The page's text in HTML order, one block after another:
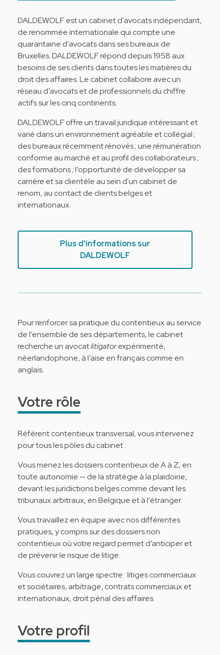
DALDEWOLF est un cabinet d'avocats indépendant,
de renommée internationale qui compte une
quarantaine d'avocats dans ses bureaux de
Bruxelles. DALDEWOLF répond depuis 1958 aux
besoins de ses clients dans toutes les matières du
droit des affaires. Le cabinet collabore avec un
réseau d’avocats et de professionnels du chiffre
actifs sur les cinq continents.
DALDEWOLF offre un travail juridique intéressant et
varié dans un environnement agréable et collégial ;
des bureaux récemment rénovés ; une rémunération
conforme au marché et au profil des collaborateurs ;
des formations ; l’opportunité de développer sa
carrière et sa clientèle au sein d'un cabinet de
renom, au contact de clients belges et
internationaux.
Plus d'informations sur
DALDEWOLF
Pour renforcer sa pratique du contentieux au service
de l’ensemble de ses départements, le cabinet
recherche un avocatlitigatorexpérimenté,
néerlandophone, à l’aise en français comme en
anglais.
Votre rôle
Référent contentieux transversal, vous intervenez
pour tous les pôles du cabinet :
Vous menez les dossiers contentieux de A à Z, en
toute autonomie — de la stratégie à la plaidoirie,
devant les juridictions belges comme devant les
tribunaux arbitraux, en Belgique et à l’étranger.
Vous travaillez en équipe avec nos différentes
pratiques, y compris sur des dossiers non
contentieux où votre regard permet d’anticiper et
de prévenir le risque de litige.
Vous couvrez un large spectre : litiges commerciaux
et sociétaires, arbitrage, contrats commerciaux et
internationaux, droit pénal des affaires.
Votre profil